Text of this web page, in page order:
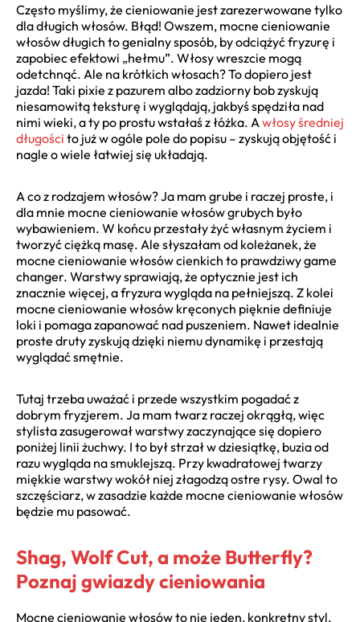
Często myślimy, że cieniowanie jest zarezerwowane tylko
dla długich włosów. Błąd! Owszem, mocne cieniowanie
włosów długich to genialny sposób, by odciążyć fryzurę i
zapobiec efektowi „hełmu”. Włosy wreszcie mogą
odetchnąć. Ale na krótkich włosach? To dopiero jest
jazda! Taki pixie z pazurem albo zadziorny bob zyskują
niesamowitą teksturę i wyglądają, jakbyś spędziła nad
nimi wieki, a ty po prostu wstałaś z łóżka. A włosy średniej
długości to już w ogóle pole do popisu – zyskują objętość i
nagle o wiele łatwiej się układają.
A co z rodzajem włosów? Ja mam grube i raczej proste, i
dla mnie mocne cieniowanie włosów grubych było
wybawieniem. W końcu przestały żyć własnym życiem i
tworzyć ciężką masę. Ale słyszałam od koleżanek, że
mocne cieniowanie włosów cienkich to prawdziwy game
changer. Warstwy sprawiają, że optycznie jest ich
znacznie więcej, a fryzura wygląda na pełniejszą. Z kolei
mocne cieniowanie włosów kręconych pięknie definiuje
loki i pomaga zapanować nad puszeniem. Nawet idealnie
proste druty zyskują dzięki niemu dynamikę i przestają
wyglądać smętnie.
Tutaj trzeba uważać i przede wszystkim pogadać z
dobrym fryzjerem. Ja mam twarz raczej okrągłą, więc
stylista zasugerował warstwy zaczynające się dopiero
poniżej linii żuchwy. I to był strzał w dziesiątkę, buzia od
razu wygląda na smuklejszą. Przy kwadratowej twarzy
miękkie warstwy wokół niej złagodzą ostre rysy. Owal to
szczęściarz, w zasadzie każde mocne cieniowanie włosów
będzie mu pasować.
Shag, Wolf Cut, a może Butterfly?
Poznaj gwiazdy cieniowania
Mocne cieniowanie włosów to nie jeden, konkretny styl,